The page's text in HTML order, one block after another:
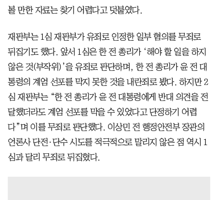
볼 만한 자료는 찾기 어렵다고 덧붙였다.
재판부는 1심 재판부가 유죄로 인정한 일부 혐의를 무죄로
뒤집기도 했다. 앞서 1심은 한 전 총리가 ‘해야 할 일을 하지
않은 것(부작위)’을 유죄로 판단하며, 한 전 총리가 윤 전 대
통령의 계엄 선포를 막지 못한 것을 내란죄로 봤다. 하지만 2
심 재판부는 “한 전 총리가 윤 전 대통령에게 반대 의견을 전
달했더라도 계엄 선포를 막을 수 있었다고 단정하기 어렵
다”며 이를 무죄로 판단했다. 이상민 전 행정안전부 장관의
언론사 단전·단수 시도를 적극적으로 말리지 않은 점 역시 1
심과 달리 무죄로 뒤집혔다.